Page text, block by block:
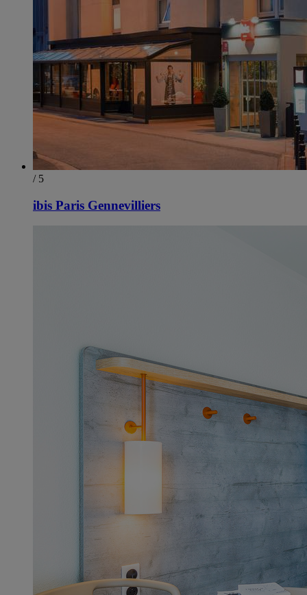
/ 5
ibis Paris Gennevilliers